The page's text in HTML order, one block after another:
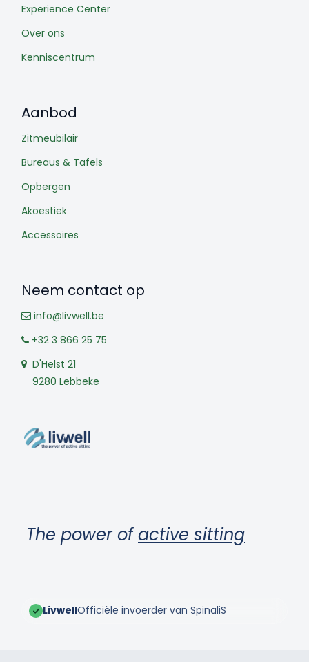
Experience Center
Over ons
Kenniscentrum
Aanbod
Zitmeubilair
Bureaus & Tafels
Opbergen
Akoestiek
Accessoires
Neem contact op
info@livwell.be
+32 3 866 25 75
D'Helst 21
9280 Lebbeke
The power ofactive sitting
LivwellOfficiële invoerder van SpinaliS